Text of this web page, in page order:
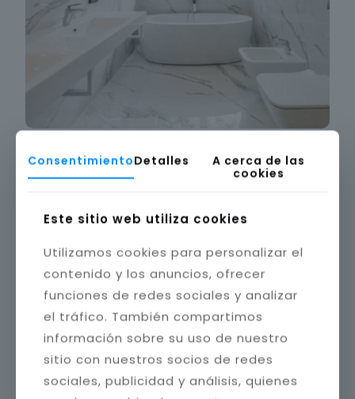
ConsentimientoDetalles
A cerca de las
cookies
Este sitio web utiliza cookies
Utilizamos cookies para personalizar el
contenido y los anuncios, ofrecer
funciones de redes sociales y analizar
el tráfico. También compartimos
información sobre su uso de nuestro
sitio con nuestros socios de redes
sociales, publicidad y análisis, quienes